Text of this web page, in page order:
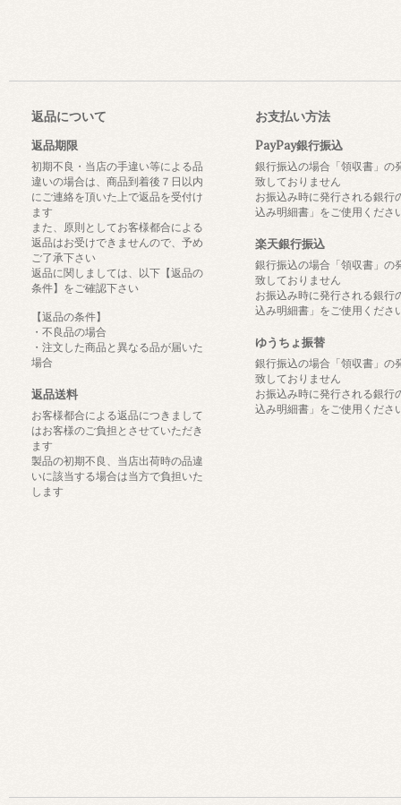
返品について
返品期限
初期不良・当店の手違い等による品
違いの場合は、商品到着後７日以内
にご連絡を頂いた上で返品を受付け
ます
また、原則としてお客様都合による
返品はお受けできませんので、予め
ご了承下さい
返品に関しましては、以下【返品の
条件】をご確認下さい
【返品の条件】
・不良品の場合
・注文した商品と異なる品が届いた
場合
返品送料
お客様都合による返品につきまして
はお客様のご負担とさせていただき
ます
製品の初期不良、当店出荷時の品違
いに該当する場合は当方で負担いた
します
お支払い方法
PayPay銀行振込
銀行振込の場合「領収書」の
致しておりません
お振込み時に発行される銀行
込み明細書」をご使用くださ
楽天銀行振込
銀行振込の場合「領収書」の
致しておりません
お振込み時に発行される銀行
込み明細書」をご使用くださ
ゆうちょ振替
銀行振込の場合「領収書」の
致しておりません
お振込み時に発行される銀行
込み明細書」をご使用くださ